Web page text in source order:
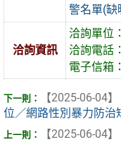
警名單(
洽詢資訊
洽詢單位
洽詢電話
電子信箱
【2025-06-04】
位／網路性別暴力防治
【2025-06-04】